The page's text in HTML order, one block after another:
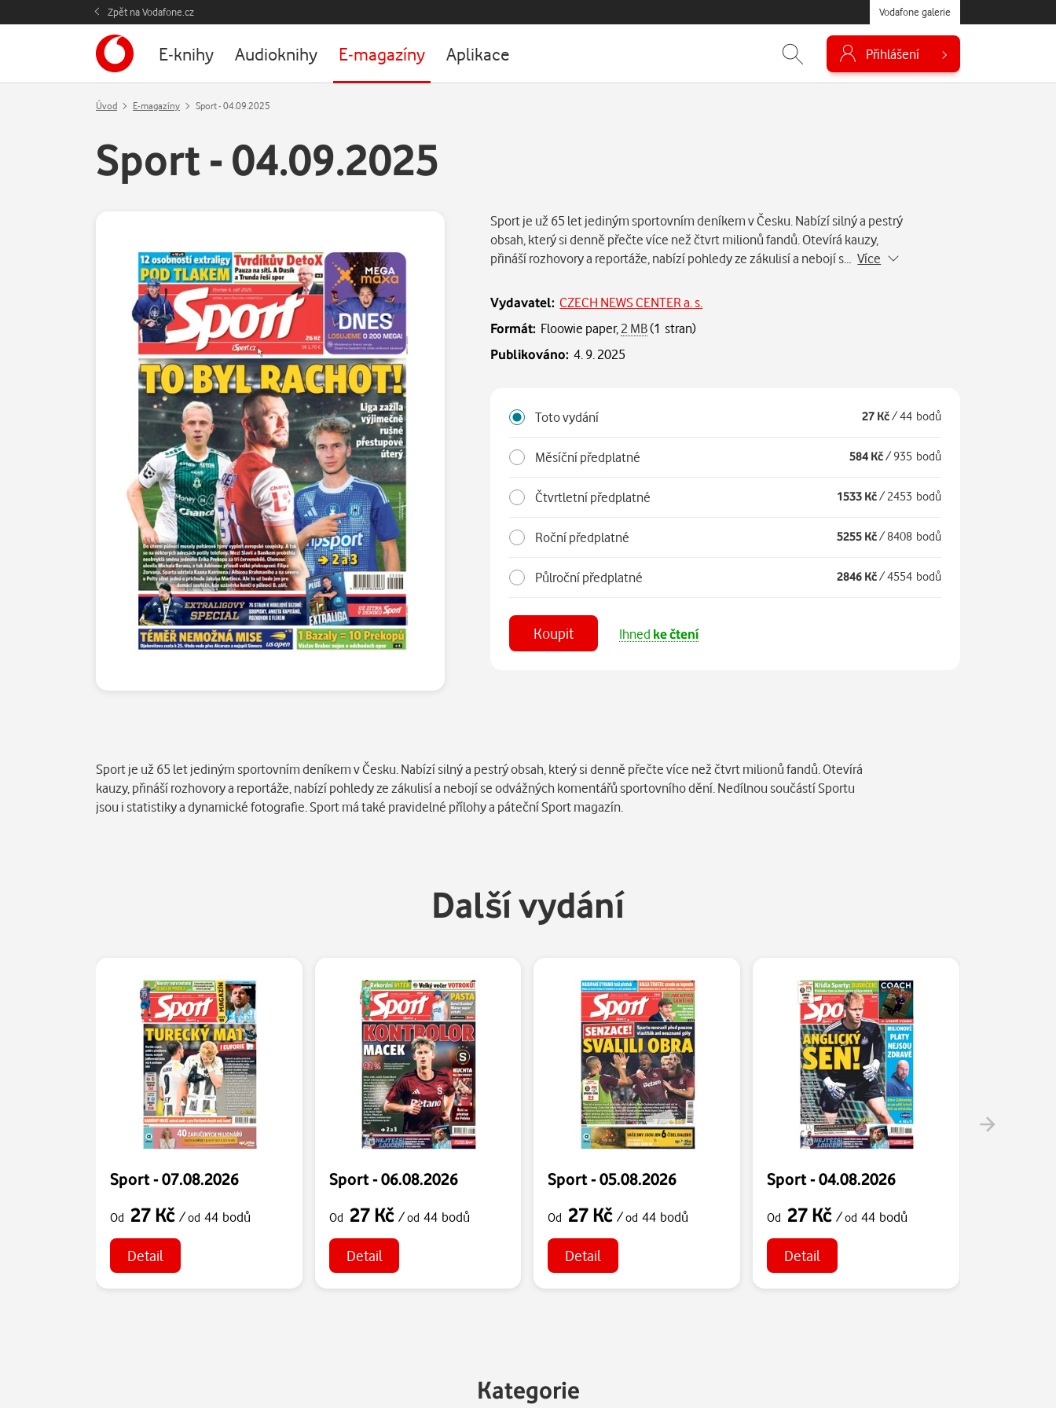
Zpět na Vodafone.cz Vodafone galerie
E-knihy Audioknihy E-magazíny Aplikace Přihlášení
Úvod E-magazíny Sport - 04.09.2025
Sport - 04.09.2025
Sport je už 65 let jediným sportovním deníkem v Česku. Nabízí silný a pestrý
obsah, který si denně přečte více než čtvrt milionů fandů. Otevírá kauzy,
přináší rozhovory a reportáže, nabízí pohledy ze zákulisí a nebojí s…Více
Vydavatel: CZECH NEWS CENTER a. s.
Formát: Floowie paper, 2 MB(1 stran)
Publikováno: 4. 9. 2025
Toto vydání 27 Kč/44 bodů
Měsíční předplatné 584 Kč/ 935 bodů
Čtvrtletní předplatné 1533 Kč/ 2453 bodů
Roční předplatné 5255 Kč/ 8408 bodů
Půlroční předplatné 2846 Kč/4554 bodů
Koupit Ihned ke čtení
Sport je už 65 let jediným sportovním deníkem v Česku. Nabízí silný a pestrý obsah, který si denně přečte více než čtvrt milionů fandů. Otevírá
kauzy, přináší rozhovory a reportáže, nabízí pohledy ze zákulisí a nebojí se odvážných komentářů sportovního dění. Nedílnou součástí Sportu
jsou i statistiky a dynamické fotografie. Sport má také pravidelné přílohy a páteční Sport magazín.
Další vydání
Sport - 07.08.2026
Od 27 Kč /od 44 bodů
Detail
Sport - 06.08.2026
Od 27 Kč /od 44 bodů
Detail
Sport - 05.08.2026
Od 27 Kč/od 44 bodů
Detail
Sport - 04.08.2026
Od 27 Kč/od 44 bodů
Detail
Kategorie